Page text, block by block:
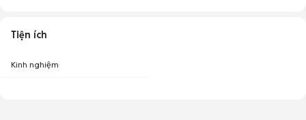
Tiện ích
Kinh nghiệm